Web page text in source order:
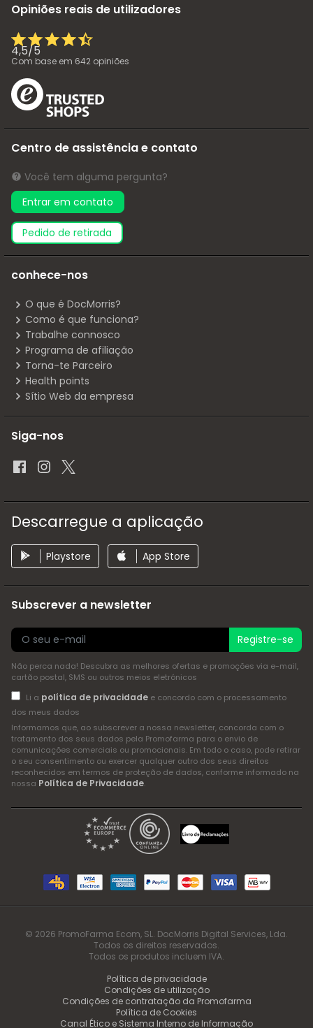
Opiniões reais de utilizadores
4,5/5
Com base em 642 opiniões
Centro de assistência e contato
Você tem alguma pergunta?
Entrar em contato
pedido de retirada
conhece-nos
O que é DocMorris?
Como é que funciona?
Trabalhe connosco
Programa de afiliação
Torna-te Parceiro
Health points
Sítio Web da empresa
Siga-nos
Descarregue a aplicação
Playstore App Store
Subscrever a newsletter
Registre-se
Não perca nada! Descubra as melhores ofertas e promoções via e-mail,
cartão postal, SMS ou outros meios eletrónicos
Li a política de privacidadee concordo com o processamento
dos meus dados
Informamos que, ao subscrever a nossa newsletter, concorda com o
tratamento dos seus dados pela Promofarma para o envio de
comunicações comerciais ou promocionais. Em todo o caso, pode retirar
o seu consentimento ou exercer qualquer outro dos seus direitos
reconhecidos em termos de proteção de dados, conforme informado na
nossa Política de Privacidade.
© 2026 PromoFarma Ecom, SL. DocMorris Digital Services, Lda.
Todos os direitos reservados.
Todos os produtos incluem IVA.
Política de privacidade
Condições de utilização
Condições de contratação da Promofarma
Política de Cookies
Canal Ético e Sistema Interno de Informação